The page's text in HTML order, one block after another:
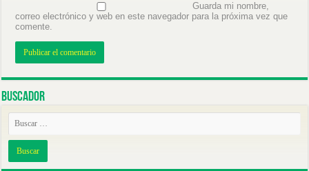
Guarda mi nombre,
correo electrónico y web en este navegador para la próxima vez que
comente.
Buscador